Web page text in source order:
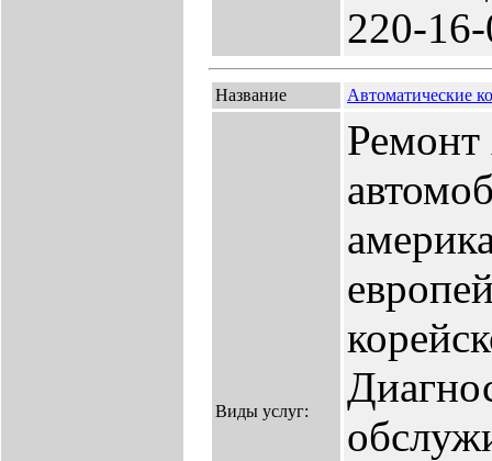
220-
Название Автоматические
Виды услуг: